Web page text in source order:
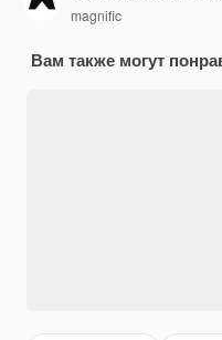
magnific
Вам также могут